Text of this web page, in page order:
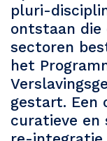
pluri-
ontstaan die
sectoren
het
gestart. Een
curatieve en